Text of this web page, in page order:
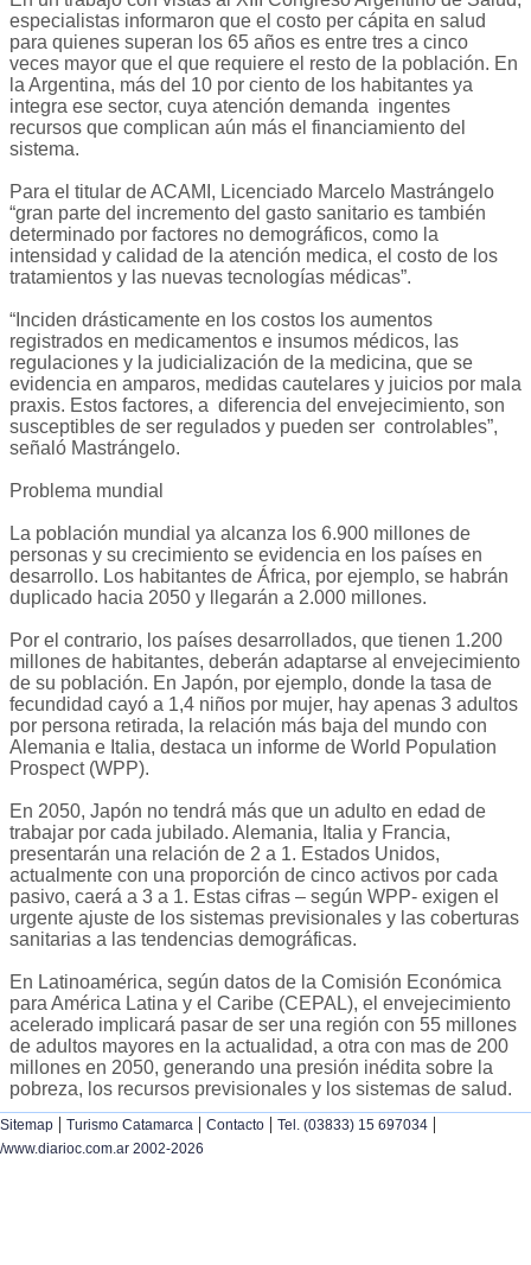
especialistas informaron que el costo per cápita en salud
para quienes superan los 65 años es entre tres a cinco
veces mayor que el que requiere el resto de la población. En
la Argentina, más del 10 por ciento de los habitantes ya
integra ese sector, cuya atención demanda ingentes
recursos que complican aún más el financiamiento del
sistema.
Para el titular de ACAMI, Licenciado Marcelo Mastrángelo
“gran parte del incremento del gasto sanitario es también
determinado por factores no demográficos, como la
intensidad y calidad de la atención medica, el costo de los
tratamientos y las nuevas tecnologías médicas”.
“Inciden drásticamente en los costos los aumentos
registrados en medicamentos e insumos médicos, las
regulaciones y la judicialización de la medicina, que se
evidencia en amparos, medidas cautelares y juicios por mala
praxis. Estos factores, a diferencia del envejecimiento, son
susceptibles de ser regulados y pueden ser controlables”,
señaló Mastrángelo.
Problema mundial
La población mundial ya alcanza los 6.900 millones de
personas y su crecimiento se evidencia en los países en
desarrollo. Los habitantes de África, por ejemplo, se habrán
duplicado hacia 2050 y llegarán a 2.000 millones.
Por el contrario, los países desarrollados, que tienen 1.200
millones de habitantes, deberán adaptarse al envejecimiento
de su población. En Japón, por ejemplo, donde la tasa de
fecundidad cayó a 1,4 niños por mujer, hay apenas 3 adultos
por persona retirada, la relación más baja del mundo con
Alemania e Italia, destaca un informe de World Population
Prospect (WPP).
En 2050, Japón no tendrá más que un adulto en edad de
trabajar por cada jubilado. Alemania, Italia y Francia,
presentarán una relación de 2 a 1. Estados Unidos,
actualmente con una proporción de cinco activos por cada
pasivo, caerá a 3 a 1. Estas cifras – según WPP- exigen el
urgente ajuste de los sistemas previsionales y las coberturas
sanitarias a las tendencias demográficas.
En Latinoamérica, según datos de la Comisión Económica
para América Latina y el Caribe (CEPAL), el envejecimiento
acelerado implicará pasar de ser una región con 55 millones
de adultos mayores en la actualidad, a otra con mas de 200
millones en 2050, generando una presión inédita sobre la
pobreza, los recursos previsionales y los sistemas de salud.
Sitemap | Turismo Catamarca | Contacto | Tel. (03833) 15 697034 |
/www.diarioc.com.ar 2002-2026